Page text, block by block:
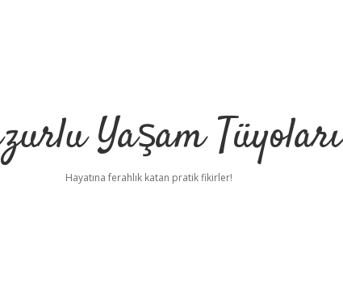
Yaşam Tüyoları
Hayatına ferahlık katan pratik fikirler!